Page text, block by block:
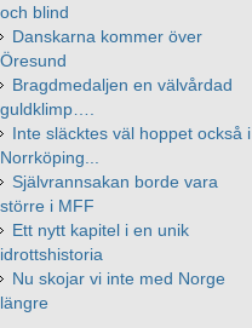
och blind
Danskarna kommer över
Öresund
Bragdmedaljen en välvårdad
guldklimp….
Inte släcktes väl hoppet också i
Norrköping...
Självrannsakan borde vara
större i MFF
Ett nytt kapitel i en unik
idrottshistoria
Nu skojar vi inte med Norge
längre